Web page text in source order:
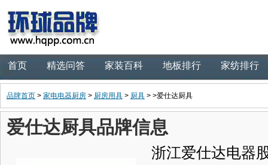
首页 精选问答 家装百科 地板排行 家纺排行
品牌首页 > 家电电器厨房 > 厨房用具 > 厨具 > >爱仕达厨具
爱仕达厨具品牌信息
浙江爱仕达电器